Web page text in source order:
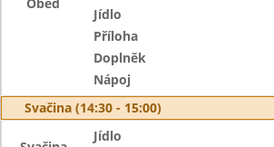
Jídlo
Příloha
Doplněk
Nápoj
Svačina (14:30 - 15:00)
Jídlo